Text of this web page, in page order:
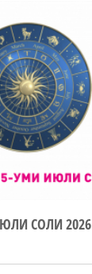
СОЛИ 2026